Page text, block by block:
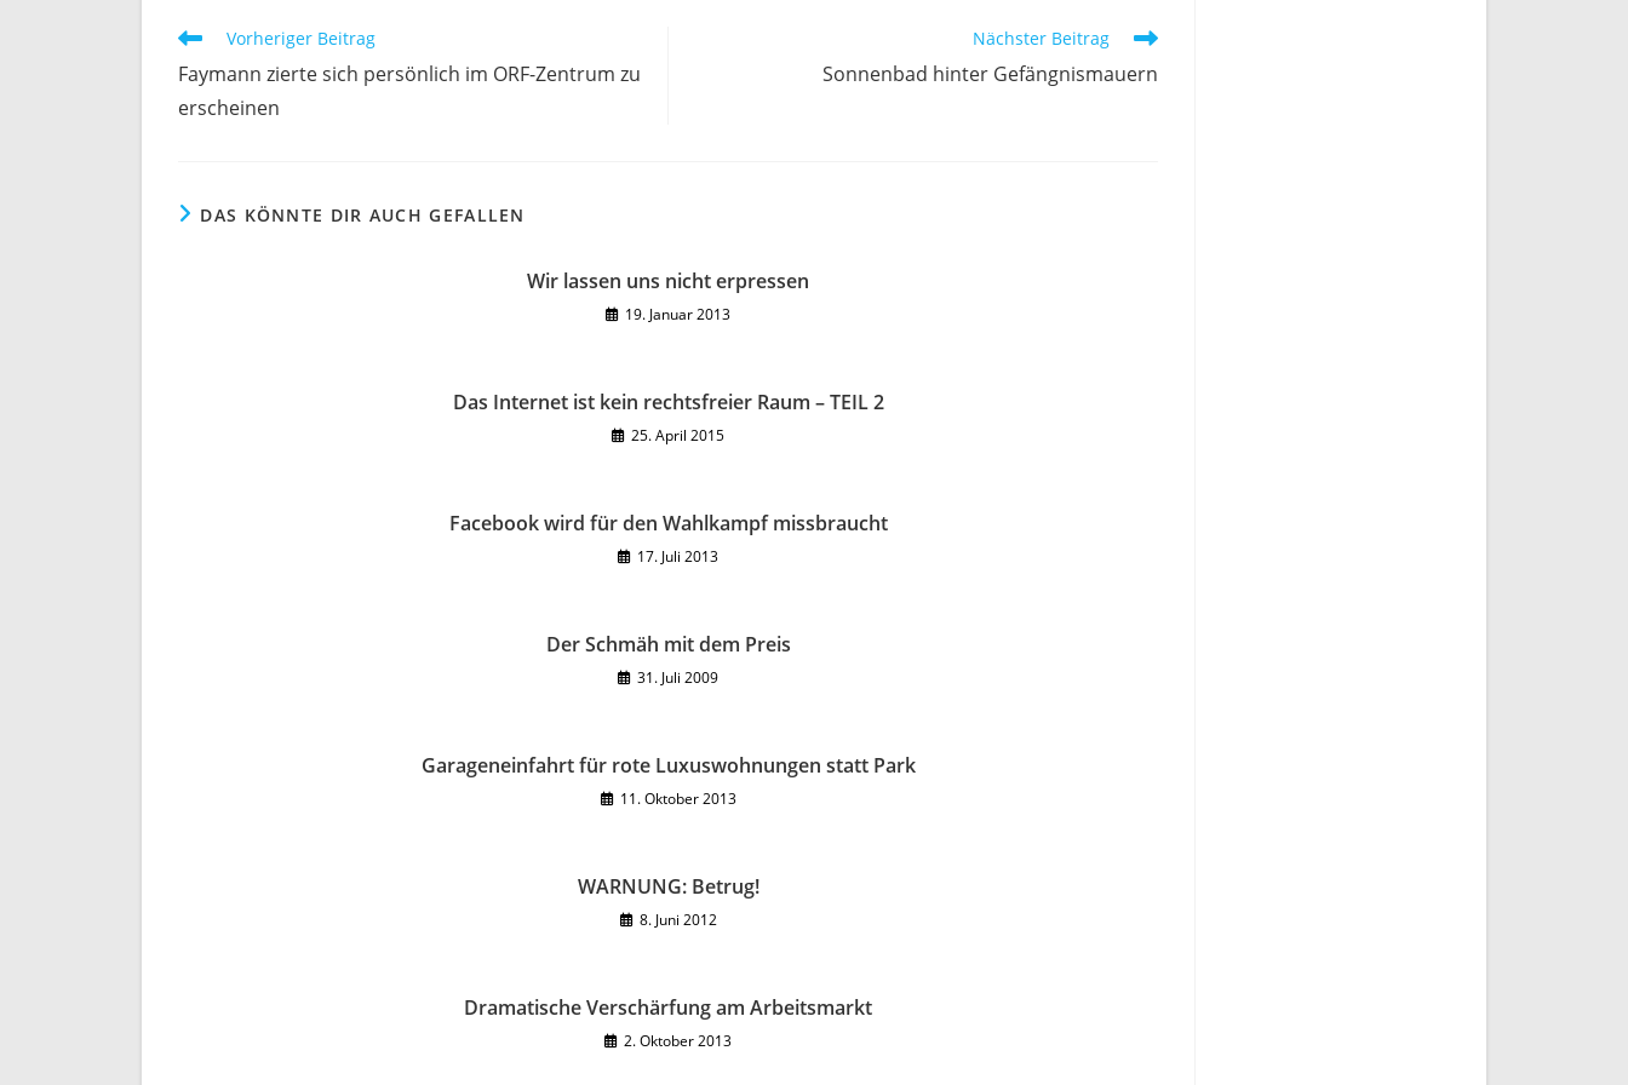
Weitere
ansehen
Vorheriger Beitrag
Faymann zierte sich persönlich im ORF-Zentrum zu
erscheinen
Nächster Beitrag
Sonnenbad hinter Gefängnismauern
DAS KÖNNTE DIR AUCH GEFALLEN
Wir lassen uns nicht erpressen
19. Januar 2013
Das Internet ist kein rechtsfreier Raum – TEIL 2
25. April 2015
Facebook wird für den Wahlkampf missbraucht
17. Juli 2013
Der Schmäh mit dem Preis
31. Juli 2009
Garageneinfahrt für rote Luxuswohnungen statt Park
11. Oktober 2013
WARNUNG: Betrug!
8. Juni 2012
Dramatische Verschärfung am Arbeitsmarkt
2. Oktober 2013